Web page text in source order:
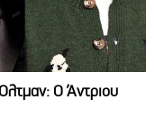
Ο Άντριου